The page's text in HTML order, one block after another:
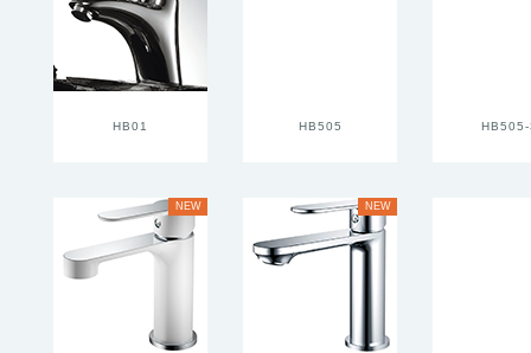
HB01 HB505
NEW NEW